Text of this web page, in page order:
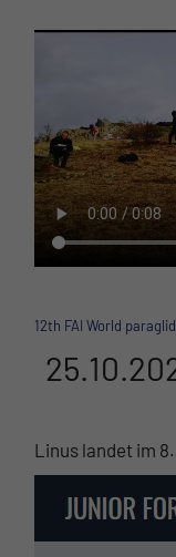
12th FAI World
Linus landet im